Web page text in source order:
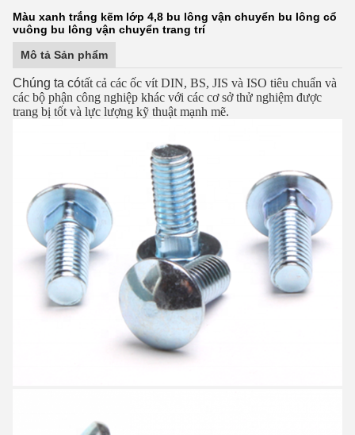
Màu xanh trắng kẽm lớp 4,8 bu lông vận chuyển bu lông cổ
vuông bu lông vận chuyển trang trí
Mô tả Sản phẩm
Chúng ta cótất cả các ốc vít DIN, BS, JIS và ISO tiêu chuẩn và
các bộ phận công nghiệp khác với các cơ sở thử nghiệm được
trang bị tốt và lực lượng kỹ thuật mạnh mẽ.